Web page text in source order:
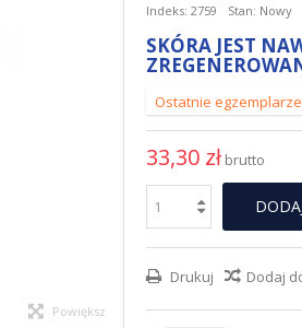
Powiększ
Indeks: 2759 Stan: Nowy
SKÓRA JEST
Ostatnie
33,30 zł brutto
Drukuj Dodaj